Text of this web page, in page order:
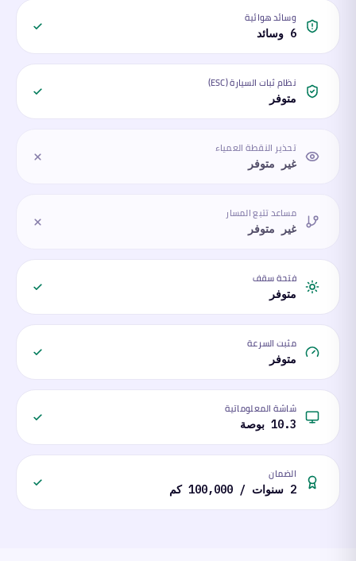
وسائد هوائية
6 وسائد
نظام ثبات السيارة (ESC)
متوفر
تحذير النقطة العمياء
غير متوفر
مساعد تتبع المسار
غير متوفر
فتحة سقف
متوفر
مثبت السرعة
متوفر
شاشة المعلوماتية
10.3 بوصة
الضمان
2 سنوات / 100,000 كم